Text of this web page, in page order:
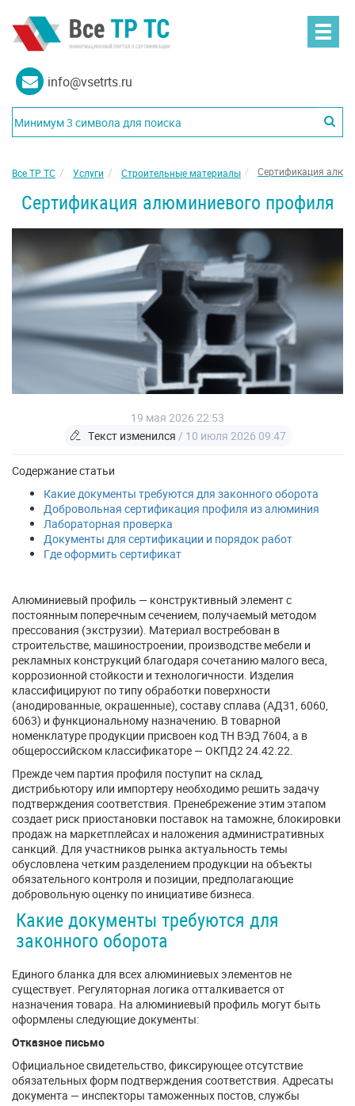
info@vsetrts.ru
Все ТР ТС Услуги Строительные материалы Сертификация
Сертификация алюминиевого профиля
19 мая 2026 22:53
Текст изменился / 10 июля 2026 09:47
Содержание статьи
Какие документы требуются для законного оборота
Добровольная сертификация профиля из алюминия
Лабораторная проверка
Документы для сертификации и порядок работ
Где оформить сертификат
Алюминиевый профиль — конструктивный элемент с
постоянным поперечным сечением, получаемый методом
прессования (экструзии). Материал востребован в
строительстве, машиностроении, производстве мебели и
рекламных конструкций благодаря сочетанию малого веса,
коррозионной стойкости и технологичности. Изделия
классифицируют по типу обработки поверхности
(анодированные, окрашенные), составу сплава (АД31, 6060,
6063) и функциональному назначению. В товарной
номенклатуре продукции присвоен код ТН ВЭД 7604, а в
общероссийском классификаторе — ОКПД2 24.42.22.
Прежде чем партия профиля поступит на склад,
дистрибьютору или импортеру необходимо решить задачу
подтверждения соответствия. Пренебрежение этим этапом
создает риск приостановки поставок на таможне, блокировки
продаж на маркетплейсах и наложения административных
санкций. Для участников рынка актуальность темы
обусловлена четким разделением продукции на объекты
обязательного контроля и позиции, предполагающие
добровольную оценку по инициативе бизнеса.
Какие документы требуются для
законного оборота
Единого бланка для всех алюминиевых элементов не
существует. Регуляторная логика отталкивается от
назначения товара. На алюминиевый профиль могут быть
оформлены следующие документы:
Отказное письмо
Официальное свидетельство, фиксирующее отсутствие
обязательных форм подтверждения соответствия. Адресаты
документа — инспекторы таможенных постов, службы